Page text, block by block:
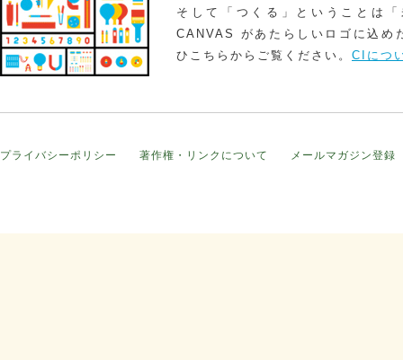
そして「つくる」ということは
CANVAS があたらしいロゴに込め
ひこちらからご覧ください。 CIにつ
プライバシーポリシー 著作権・リンクについて メールマガジン登録